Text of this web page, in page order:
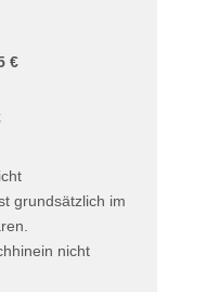
€
grundsätzlich im
nicht